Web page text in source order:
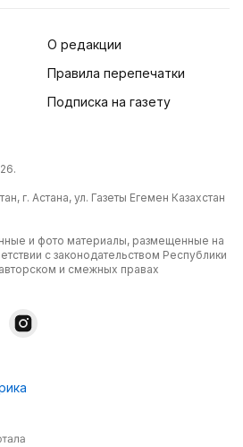
О редакции
Правила перепечатки
Подписка на газету
г. Астана, ул. Газеты Егемен Казахстан
и фото материалы, размещенные на
с законодательством Республики
и смежных правах